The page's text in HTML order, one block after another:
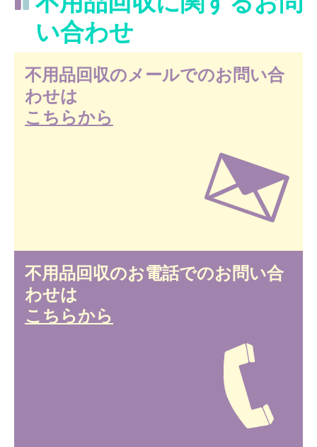
い合わせ
不用品回収のメールでのお問い合
わせは
こちらから
不用品回収のお電話でのお問い合
わせは
こちらから